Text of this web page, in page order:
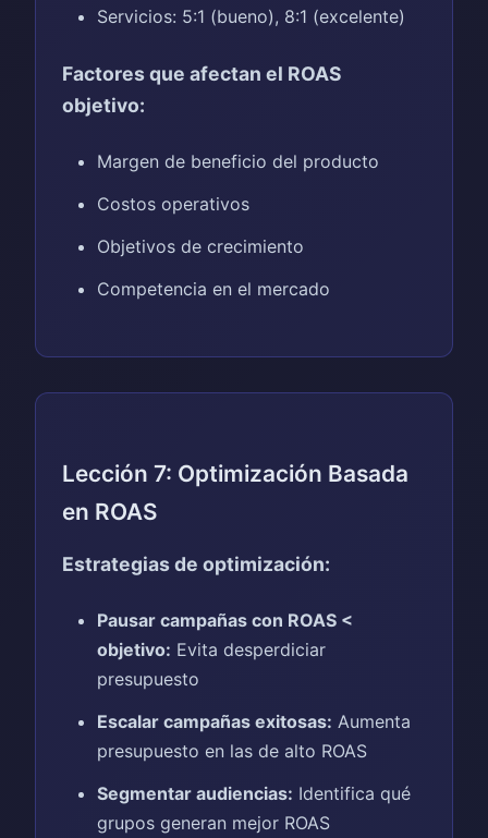
Servicios: 5:1 (bueno), 8:1 (excelente)
Factores que afectan el ROAS
objetivo:
Margen de beneficio del producto
Costos operativos
Objetivos de crecimiento
Competencia en el mercado
Lección 7: Optimización Basada
en ROAS
Estrategias de optimización:
Pausar campañas con ROAS <
objetivo: Evita desperdiciar
presupuesto
Escalar campañas exitosas: Aumenta
presupuesto en las de alto ROAS
Segmentar audiencias: Identifica qué
grupos generan mejor ROAS